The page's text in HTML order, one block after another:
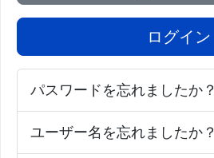
ログイン
パスワードを忘れましたか？
ユーザー名を忘れましたか？